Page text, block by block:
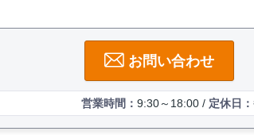
お問い合わせ
営業時間： 9:30～18:00 / 定休日：